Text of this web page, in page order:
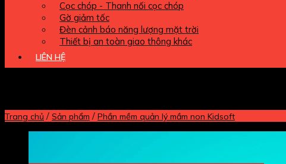
Cọc chóp - Thanh nối cọc chóp
Gờ giảm tốc
Đèn cảnh báo năng lượng mặt trời
Thiết bị an toàn giao thông khác
LIÊN HỆ
Trang chủ / Sản phẩm / Phần mềm quản lý mầm non Kidsoft